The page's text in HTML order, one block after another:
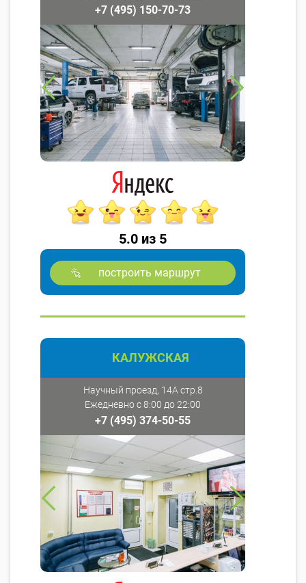
+7 (495) 150-70-73
5.0 из 5
построить маршрут
КАЛУЖСКАЯ
Научный проезд, 14А стр.8
Ежедневно с 8:00 до 22:00
+7 (495) 374-50-55